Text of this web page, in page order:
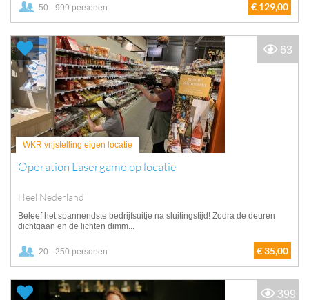
50 - 999 personen € 129,00
WKR vrijstelling eigen locatie
Operation Lasergame op locatie
Heel Nederland
Beleef het spannendste bedrijfsuitje na sluitingstijd! Zodra de deuren
dichtgaan en de lichten dimm...
20 - 250 personen € 35,00
63
399